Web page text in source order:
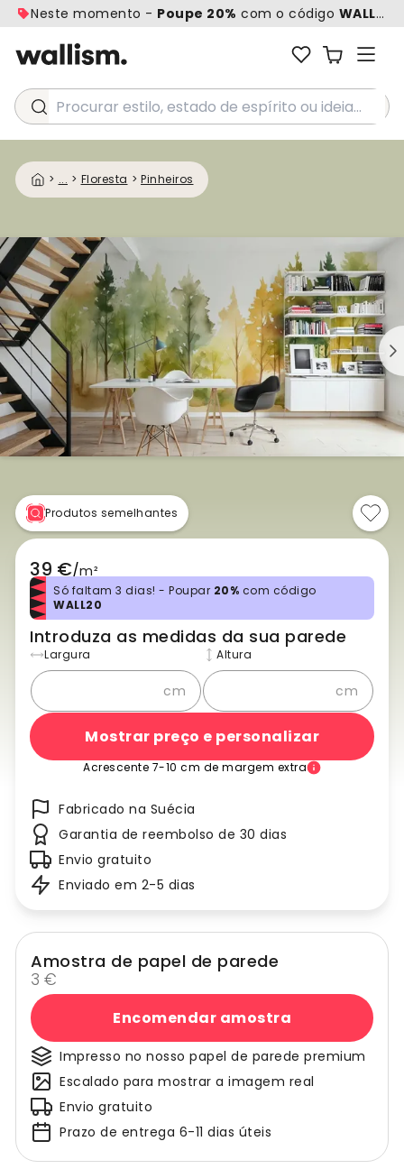
Neste momento - Poupe 20% com o código WALL20
Procurar estilo, estado de espírito ou ideia...
> ... > Floresta > Pinheiros
Produtos semelhantes
39 €/m²
Só faltam 3 dias! - Poupar 20% com código
WALL20
Introduza as medidas da sua parede
Largura
cm
Altura
cm
Mostrar preço e personalizar
Acrescente 7-10 cm de margem extra
Fabricado na Suécia
Garantia de reembolso de 30 dias
Envio gratuito
Enviado em 2-5 dias
Amostra de papel de parede
3 €
Encomendar amostra
Impresso no nosso papel de parede premium
Escalado para mostrar a imagem real
Envio gratuito
Prazo de entrega 6-11 dias úteis